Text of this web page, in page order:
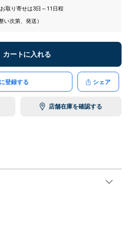
取り寄せは3日～11日程
い次第、発送）
カートに入れる
登録する シェア
店舗在庫を確認する